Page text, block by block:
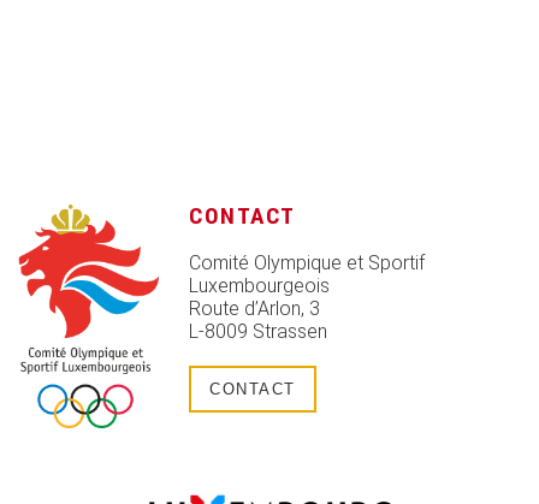
CONTACT
Comité Olympique et Sportif
Luxembourgeois
Route d’Arlon, 3
L-8009 Strassen
CONTACT